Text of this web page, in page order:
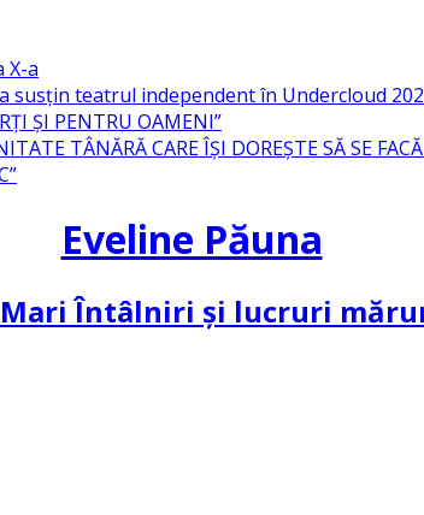
X-a
teatrul independent în Undercloud
ȘI PENTRU OAMENI”
TÂNĂRĂ CARE ÎȘI DOREȘTE SĂ SE
Eveline Păuna
Mari Întâlniri și lucruri